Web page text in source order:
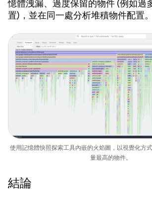
憶體洩漏、過度保留的物件 (例如過
置)，並在同一處分析堆積物件配置。
使用記憶體快照探索工具內嵌的火焰圖，以視覺化方
量最高的物件。
結論